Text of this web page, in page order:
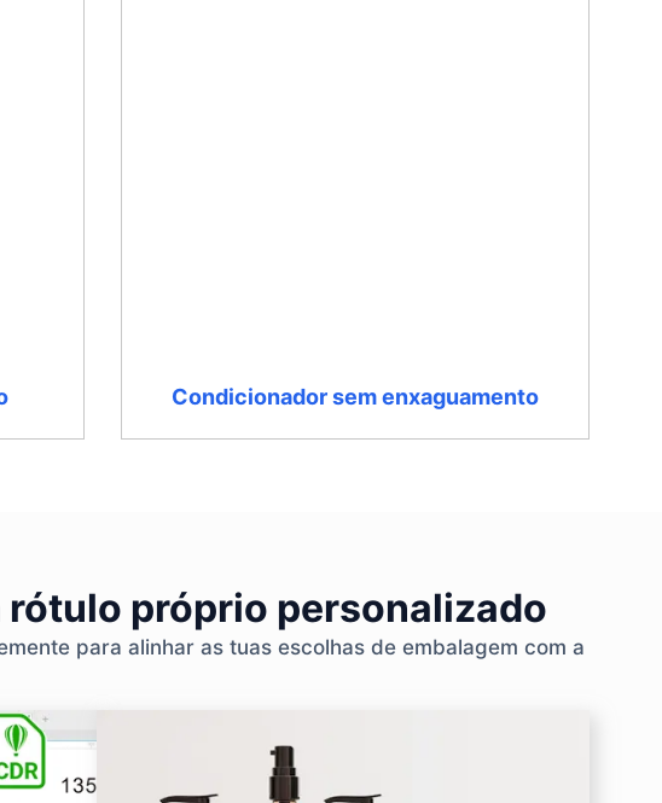
Condicionador sem enxaguamento
próprio personalizado
para alinhar as tuas escolhas de embalagem com a